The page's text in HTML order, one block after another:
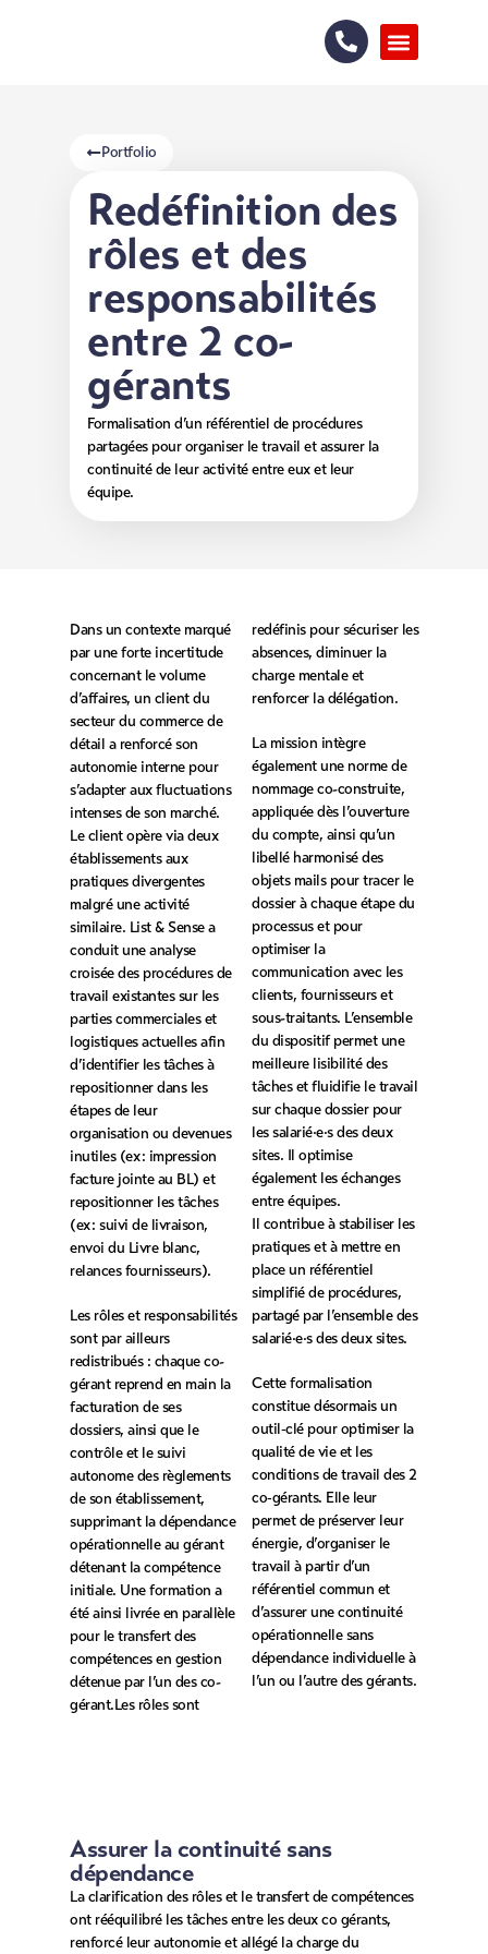
Portfolio
Redéfinition des
rôles et des
responsabilités
entre 2 co-
gérants
Formalisation d’un référentiel de procédures
partagées pour organiser le travail et assurer la
continuité de leur activité entre eux et leur
équipe.
Dans un contexte marqué
par une forte incertitude
concernant le volume
d’affaires, un client du
secteur du commerce de
détail a renforcé son
autonomie interne pour
s’adapter aux fluctuations
intenses de son marché.
Le client opère via deux
établissements aux
pratiques divergentes
malgré une activité
similaire. List & Sense a
conduit une analyse
croisée des procédures de
travail existantes sur les
parties commerciales et
logistiques actuelles afin
d’identifier les tâches à
repositionner dans les
étapes de leur
organisation ou devenues
inutiles (ex : impression
facture jointe au BL) et
repositionner les tâches
(ex : suivi de livraison,
envoi du Livre blanc,
relances fournisseurs).
Les rôles et responsabilités
sont par ailleurs
redistribués : chaque co-
gérant reprend en main la
facturation de ses
dossiers, ainsi que le
contrôle et le suivi
autonome des règlements
de son établissement,
supprimant la dépendance
opérationnelle au gérant
détenant la compétence
initiale. Une formation a
été ainsi livrée en parallèle
pour le transfert des
compétences en gestion
détenue par l’un des co-
gérant.Les rôles sont
redéfinis pour sécuriser les
absences, diminuer la
charge mentale et
renforcer la délégation.
La mission intègre
également une norme de
nommage co-construite,
appliquée dès l’ouverture
du compte, ainsi qu’un
libellé harmonisé des
objets mails pour tracer le
dossier à chaque étape du
processus et pour
optimiser la
communication avec les
clients, fournisseurs et
sous-traitants. L’ensemble
du dispositif permet une
meilleure lisibilité des
tâches et fluidifie le travail
sur chaque dossier pour
les salarié·e·s des deux
sites. Il optimise
également les échanges
entre équipes.
Il contribue à stabiliser les
pratiques et à mettre en
place un référentiel
simplifié de procédures,
partagé par l’ensemble des
salarié·e·s des deux sites.
Cette formalisation
constitue désormais un
outil‑clé pour optimiser la
qualité de vie et les
conditions de travail des 2
co‑gérants. Elle leur
permet de préserver leur
énergie, d’organiser le
travail à partir d’un
référentiel commun et
d’assurer une continuité
opérationnelle sans
dépendance individuelle à
l’un ou l’autre des gérants.
Assurer la continuité sans
dépendance
La clarification des rôles et le transfert de compétences
ont rééquilibré les tâches entre les deux co gérants,
renforcé leur autonomie et allégé la charge du